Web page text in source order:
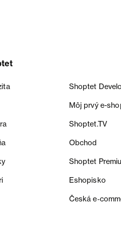
Shoptet
Môj prvý e-
Shoptet.TV
Obchod
Shoptet
Eshopisko
Česká